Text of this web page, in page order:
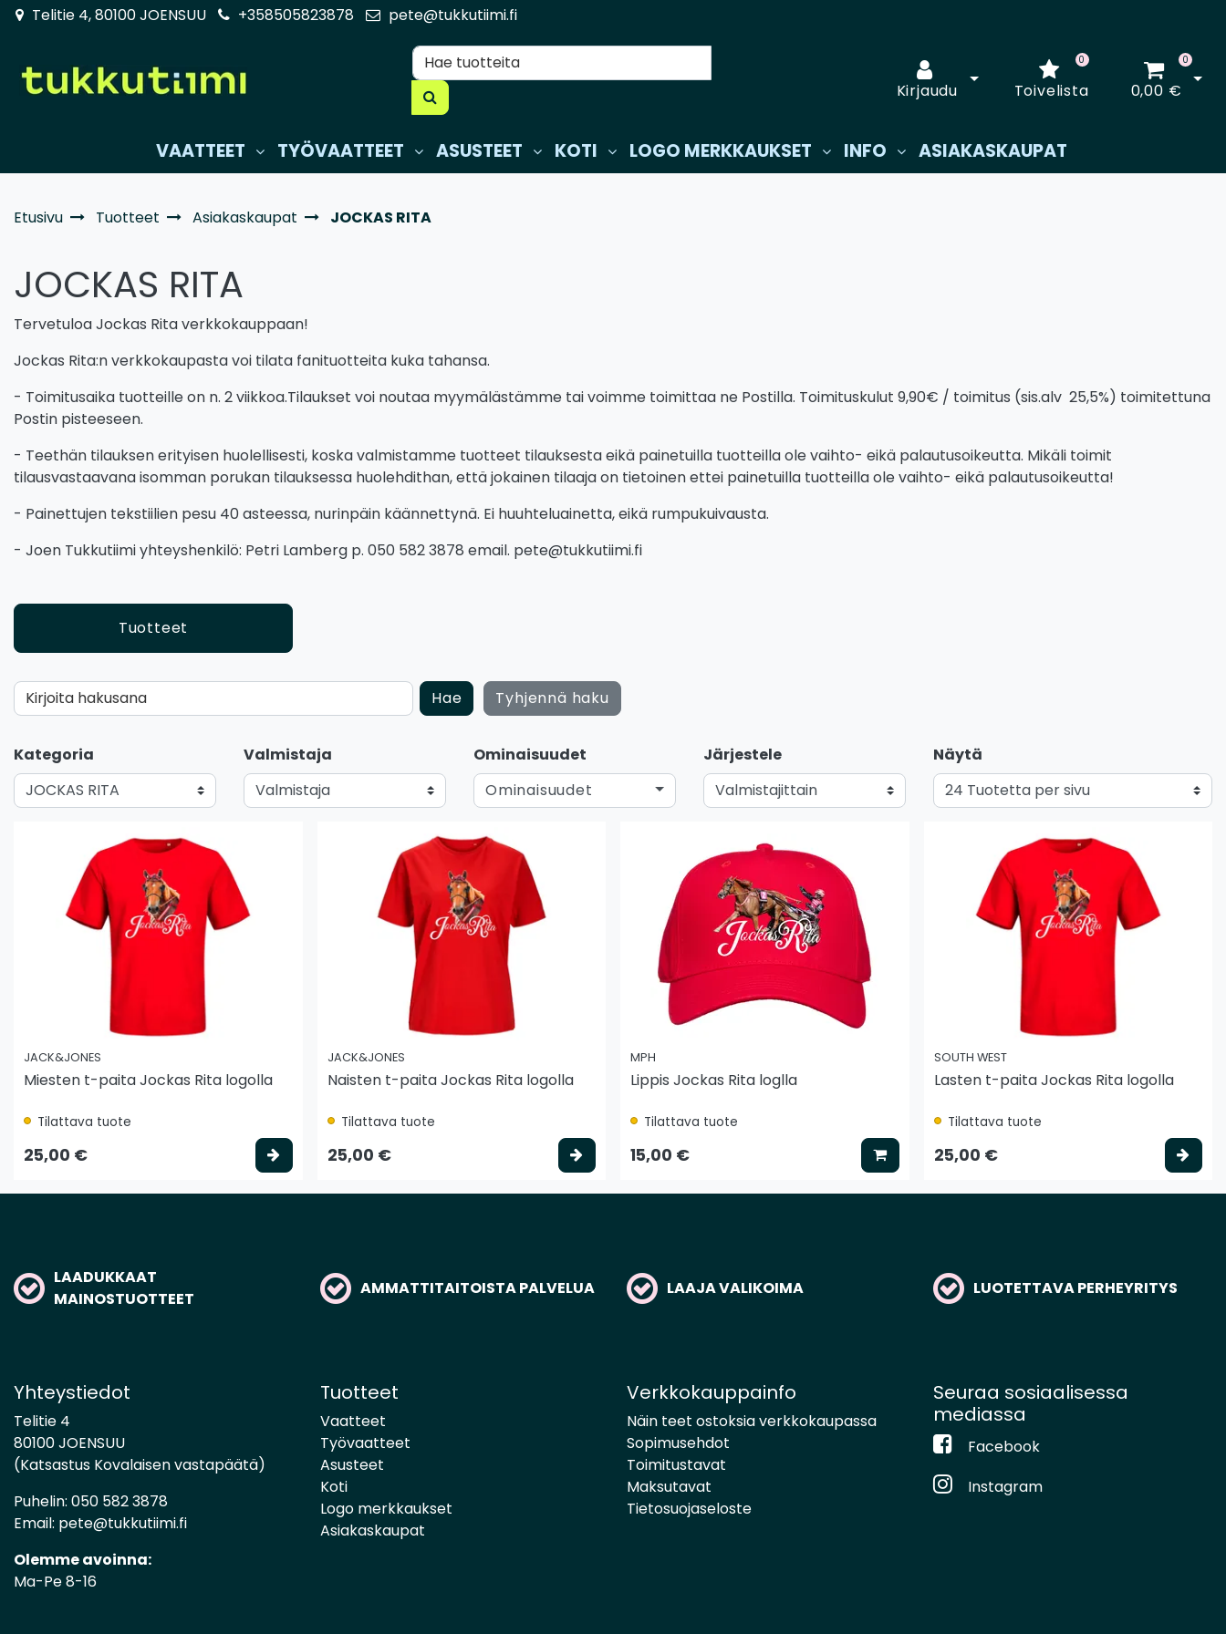
Siirry pääsisältöön
Telitie 4, 80100 JOENSUU +358505823878 pete@tukkutiimi.fi
Kirjaudu
Avaa kirjautuminen
Toivelista
0 0
0,00 €
VAATTEET TYÖVAATTEET ASUSTEET KOTI LOGO MERKKAUKSET INFO ASIAKASKAUPAT
Etusivu Tuotteet Asiakaskaupat JOCKAS RITA
JOCKAS RITA
Tervetuloa Jockas Rita verkkokauppaan!
Jockas Rita:n verkkokaupasta voi tilata fanituotteita kuka tahansa.
- Toimitusaika tuotteille on n. 2 viikkoa.Tilaukset voi noutaa myymälästämme tai voimme toimittaa ne Postilla. Toimituskulut 9,90€ / toimitus (sis.alv 25,5%) toimitettuna
Postin pisteeseen.
- Teethän tilauksen erityisen huolellisesti, koska valmistamme tuotteet tilauksesta eikä painetuilla tuotteilla ole vaihto- eikä palautusoikeutta. Mikäli toimit
tilausvastaavana isomman porukan tilauksessa huolehdithan, että jokainen tilaaja on tietoinen ettei painetuilla tuotteilla ole vaihto- eikä palautusoikeutta!
- Painettujen tekstiilien pesu 40 asteessa, nurinpäin käännettynä. Ei huuhteluainetta, eikä rumpukuivausta.
- Joen Tukkutiimi yhteyshenkilö: Petri Lamberg p. 050 582 3878 email. pete@tukkutiimi.fi
Tuotteet
Kirjoita hakusana Hae Tyhjennä haku
Kategoria Valmistaja
Ominaisuudet
Ominaisuudet
Järjestele Näytä
JACK&JONES
Miesten t-paita Jockas Rita logolla
Tilattava tuote
25,00 € Valitse vaihtoehto
JACK&JONES
Naisten t-paita Jockas Rita logolla
Tilattava tuote
25,00 € Valitse vaihtoehto
MPH
Lippis Jockas Rita loglla
Tilattava tuote
15,00 € Lisää koriin
SOUTH WEST
Lasten t-paita Jockas Rita logolla
Tilattava tuote
25,00 €
LAADUKKAAT
MAINOSTUOTTEET
AMMATTITAITOISTA PALVELUA LAAJA VALIKOIMA LUOTETTAVA PERHEYRITYS
Yhteystiedot
Telitie 4
80100 JOENSUU
(Katsastus Kovalaisen vastapäätä)
Puhelin: 050 582 3878
Email: pete@tukkutiimi.fi
Olemme avoinna:
Ma-Pe 8-16
Tuotteet
Vaatteet
Työvaatteet
Asusteet
Koti
Logo merkkaukset
Asiakaskaupat
Verkkokauppainfo
Näin teet ostoksia verkkokaupassa
Sopimusehdot
Toimitustavat
Maksutavat
Tietosuojaseloste
Seuraa sosiaalisessa
mediassa
Facebook
Instagram